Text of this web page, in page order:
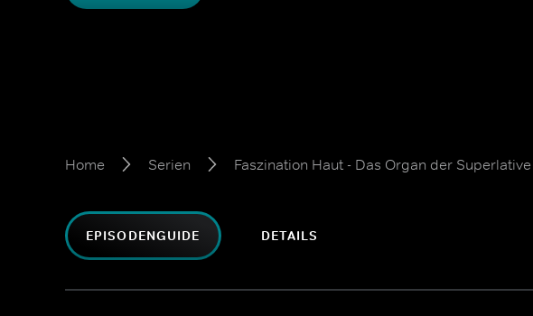
Home Serien Faszination Haut - Das Organ der Superlative
EPISODENGUIDE DETAILS